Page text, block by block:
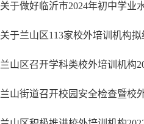
关于做好临沂市2024年初中学业
关于兰山区113家校外培训机构
兰山区召开学科类校外培训机构
兰山街道召开校园安全检查暨校